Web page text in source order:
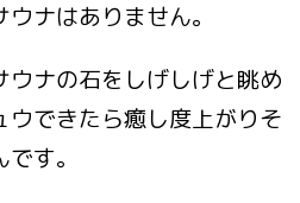
ナはありません。
ウナの石をしげしげと眺め
ウできたら癒し度上がりそ
す。